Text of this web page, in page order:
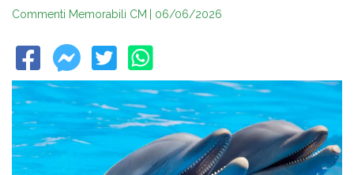
Commenti Memorabili CM | 06/06/2026